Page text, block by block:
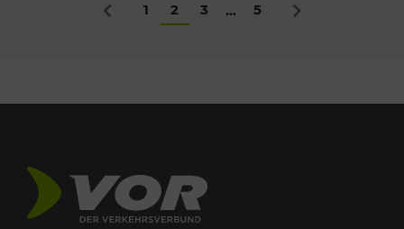
Zurück
1 2 3 ... 5 Nächstes